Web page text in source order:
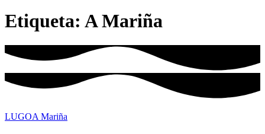
Etiqueta: A Mariña
LUGOA Mariña